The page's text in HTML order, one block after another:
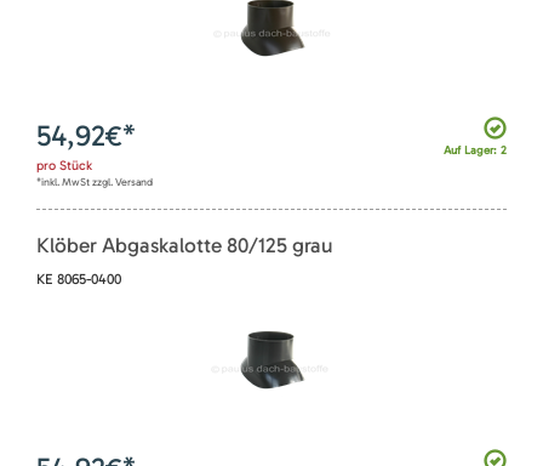
Auf Lager: 2
54,92€*
pro Stück
*inkl. MwSt zzgl. Versand
Klöber Abgaskalotte 80/125 grau
KE 8065-0400